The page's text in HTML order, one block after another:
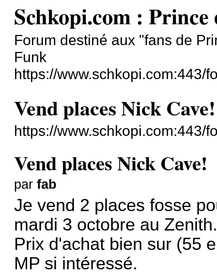
Schkopi.com :
Forum destiné aux "fans de
Funk
https://www.schkopi.com:443/
Vend places Nick Cave!
https://www.schkopi.com:443/
Vend places Nick Cave!
parfab
Je vend 2 places fosse
mardi 3 octobre au
Prix d'achat bien sur (55
MP si intéressé.